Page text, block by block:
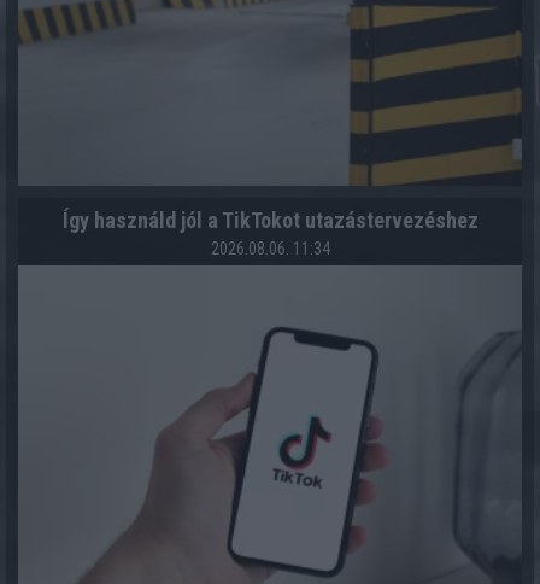
Így használd jól a TikTokot utazástervezéshez
2026.08.06. 11:34